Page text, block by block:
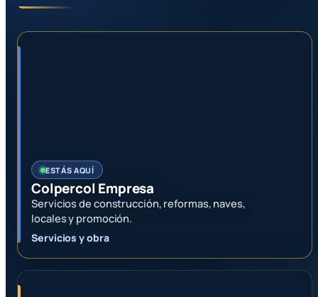
ESTÁS AQUÍ
Colpercol Empresa
Servicios de construcción, reformas, naves,
locales y promoción.
Servicios y obra